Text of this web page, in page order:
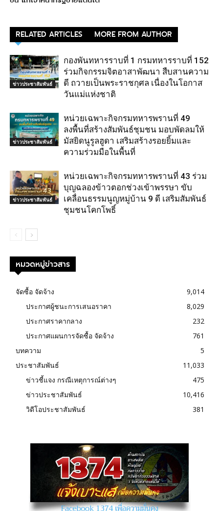
RELATED ARTICLES MORE FROM AUTHOR
ข่าวประชาสัมพันธ์
กองพันทหารราบที่ 1 กรมทหารราบที่ 152
ร่วมกิจกรรมจิตอาสาพัฒนา สืบสานความ
ดี ถวายเป็นพระราชกุศล เนื่องในโอกาส
วันแม่แห่งชาติ
ข่าวประชาสัมพันธ์
หน่วยเฉพาะกิจกรมทหารพรานที่ 49
ลงพื้นที่สร้างสัมพันธ์ชุมชน มอบพัดลมให้
มัสยิดนูรูลฮูดา เสริมสร้างรอยยิ้มและ
ความร่วมมือในพื้นที่
ข่าวประชาสัมพันธ์
หน่วยเฉพาะกิจกรมทหารพรานที่ 43 ร่วม
บุญฉลองข้าวตอกช่วงเข้าพรรษา ขับ
เคลื่อนธรรมนูญหมู่บ้าน 9 ดี เสริมสัมพันธ์
ชุมชนโคกโพธิ์
หมวดหมู่ข่าวสาร
จัดซื้อ จัดจ้าง
9,014
ประกาศผู้ชนะการเสนอราคา
8,029
ประกาศราคากลาง
232
ประกาศแผนการจัดซื้อ จัดจ้าง
761
บทความ
5
ประชาสัมพันธ์
11,033
ข่าวชี้แจง กรณีเหตุการณ์ต่างๆ
475
ข่าวประชาสัมพันธ์
10,416
วิดีโอประชาสัมพันธ์
381